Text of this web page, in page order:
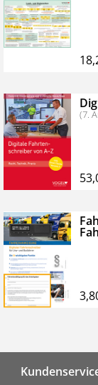
Bestellen Sie
Kennenlern-
Monaten
Abonnement
weiteren
(7.